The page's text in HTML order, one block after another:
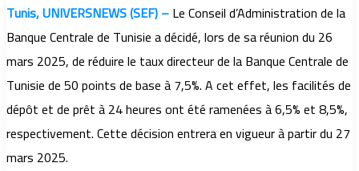
Tunis, UNIVERSNEWS (SEF) –Le Conseil d’Administration de la
Banque Centrale de Tunisie a décidé, lors de sa réunion du 26
mars 2025, de réduire le taux directeur de la Banque Centrale de
Tunisie de 50 points de base à 7,5%. A cet effet, les facilités de
dépôt et de prêt à 24 heures ont été ramenées à 6,5% et 8,5%,
respectivement. Cette décision entrera en vigueur à partir du 27
mars 2025.